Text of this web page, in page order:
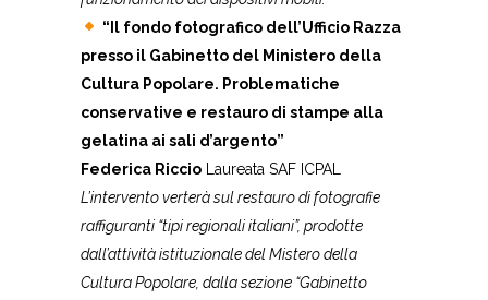
“Il fondo fotografico dell’Ufficio Razza
presso il Gabinetto del Ministero della
Cultura Popolare. Problematiche
conservative e restauro di stampe alla
gelatina ai sali d’argento”
Federica Riccio Laureata SAF ICPAL
L’intervento verterà sul restauro di fotografie
raffiguranti “tipi regionali italiani”, prodotte
dall’attività istituzionale del Mistero della
Cultura Popolare, dalla sezione “Gabinetto